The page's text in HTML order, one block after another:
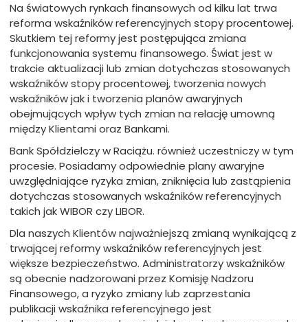
Na światowych rynkach finansowych od kilku lat trwa
reforma wskaźników referencyjnych stopy procentowej.
Skutkiem tej reformy jest postępująca zmiana
funkcjonowania systemu finansowego. Świat jest w
trakcie aktualizacji lub zmian dotychczas stosowanych
wskaźników stopy procentowej, tworzenia nowych
wskaźników jak i tworzenia planów awaryjnych
obejmujących wpływ tych zmian na relację umowną
między Klientami oraz Bankami.
Bank Spółdzielczy w Raciążu. również uczestniczy w tym
procesie. Posiadamy odpowiednie plany awaryjne
uwzględniające ryzyka zmian, zniknięcia lub zastąpienia
dotychczas stosowanych wskaźników referencyjnych
takich jak WIBOR czy LIBOR.
Dla naszych Klientów najważniejszą zmianą wynikającą z
trwającej reformy wskaźników referencyjnych jest
większe bezpieczeństwo. Administratorzy wskaźników
są obecnie nadzorowani przez Komisję Nadzoru
Finansowego, a ryzyko zmiany lub zaprzestania
publikacji wskaźnika referencyjnego jest